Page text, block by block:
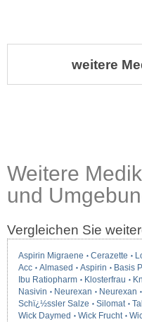
weitere
Weitere
und
Vergleichen Sie
Aspirin Migraene Cerazette
Acc
Almased Aspirin Basis
Ibu Ratiopharm
Klosterfrau
Nasivin
Neurexan Neurexan
Schï¿½ssler Salze
Silomat
Wick Daymed
Wick Frucht